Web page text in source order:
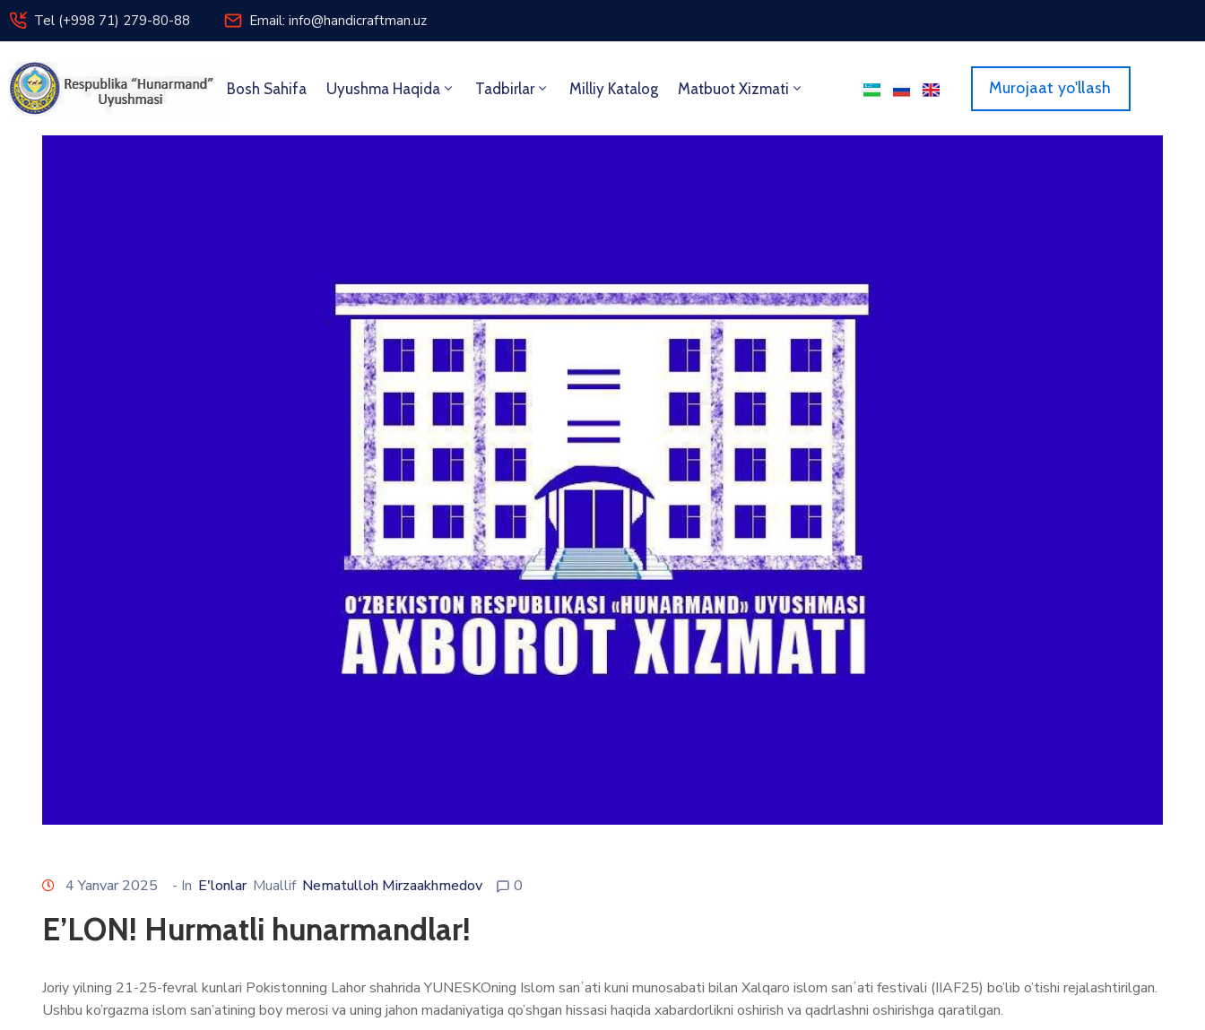
Tel (+998 71) 279-80-88 Email: info@handicraftman.uz
Bosh Sahifa Uyushma Haqida Tadbirlar Milliy Katalog Matbuot Xizmati Murojaat yo'llash
4 Yanvar 2025 - In E'lonlar Muallif Nematulloh Mirzaakhmedov 0
E’LON! Hurmatli hunarmandlar!
Joriy yilning 21-25-fevral kunlari Pokistonning Lahor shahrida YUNESKOning Islom sanʼati kuni munosabati bilan Xalqaro islom sanʼati festivali (IIAF25) bo’lib o’tishi rejalashtirilgan.
Ushbu ko’rgazma islom san’atining boy merosi va uning jahon madaniyatiga qo’shgan hissasi haqida xabardorlikni oshirish va qadrlashni oshirishga qaratilgan.